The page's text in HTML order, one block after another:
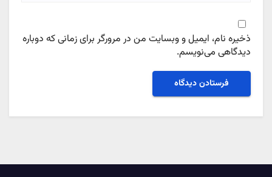
ذخیره نام، ایمیل و وبسایت من در مرورگر برای زمانی که دوباره
دیدگاهی می‌نویسم.